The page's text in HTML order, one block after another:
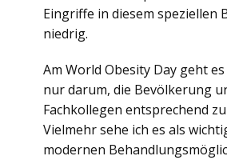
Eingriffe in diesem speziellen
niedrig.
Am World Obesity Day geht
nur darum, die Bevölkerung
Fachkollegen entsprechend
Vielmehr sehe ich es als
modernen